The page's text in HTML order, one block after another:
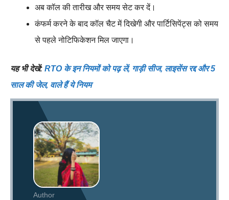
अब कॉल की तारीख और समय सेट कर दें।
कंफर्म करने के बाद कॉल चैट में दिखेगी और पार्टिसिपेंट्स को समय
से पहले नोटिफिकेशन मिल जाएगा।
यह भी देखें: RTO के इन नियमों को पढ़ लें, गाड़ी सीज, लाइसेंस रद्द और 5
साल की जेल, वाले हैं ये नियम
Author